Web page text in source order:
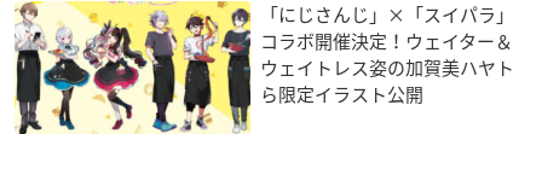
「にじさんじ」×「スイパラ」
コラボ開催決定！ウェイター＆
ウェイトレス姿の加賀美ハヤト
ら限定イラスト公開